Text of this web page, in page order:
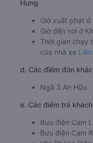
Liên Hưng là một
động trên tuyến
Giang . Với vị thế
mang đến các
cầu của khách
Cái Bè - Tiền
Tiện nghi hiện đại
xe.
b. Hình ảnh xe Liên
c. Lộ trình, giờ khởi